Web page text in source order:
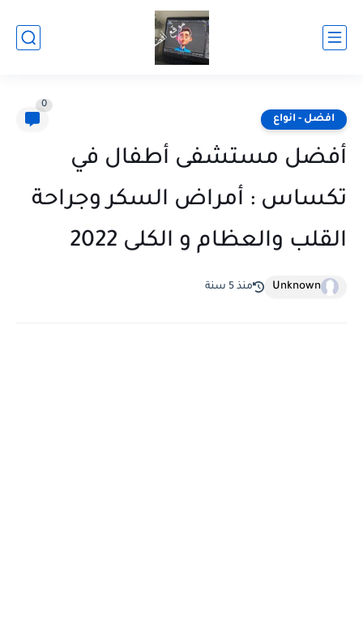
افضل - انواع
0
أفضل مستشفى أطفال في
تكساس : أمراض السكر وجراحة
القلب والعظام و الكلى 2022
Unknown منذ 5 سنة